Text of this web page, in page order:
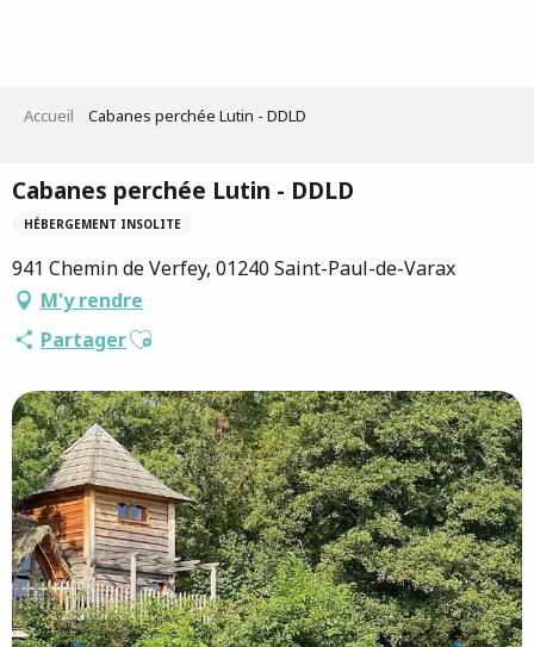
Accueil Cabanes perchée Lutin - DDLD
Cabanes perchée Lutin - DDLD
HÉBERGEMENT INSOLITE
941 Chemin de Verfey, 01240 Saint-Paul-de-Varax
M'y rendre
PartagerAjouter aux favoris